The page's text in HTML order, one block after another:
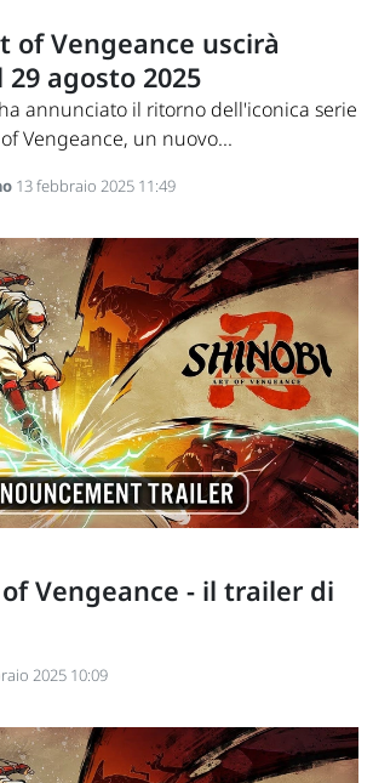
of Vengeance uscirà
agosto 2025
annunciato il ritorno dell'iconica serie
Vengeance, un nuovo...
13 febbraio 2025 11:49
Vengeance - il trailer di
2025 10:09